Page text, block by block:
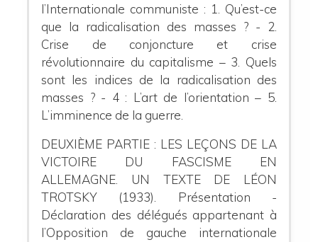
l’Internationale communiste : 1. Qu’est-ce
que la radicalisation des masses ? - 2.
Crise de conjoncture et crise
révolutionnaire du capitalisme – 3. Quels
sont les indices de la radicalisation des
masses ? - 4 : L’art de l’orientation – 5.
L’imminence de la guerre.
DEUXIÈME PARTIE : LES LEÇONS DE LA
VICTOIRE DU FASCISME EN
ALLEMAGNE. UN TEXTE DE LÉON
TROTSKY (1933). Présentation -
Déclaration des délégués appartenant à
l’Opposition de gauche internationale